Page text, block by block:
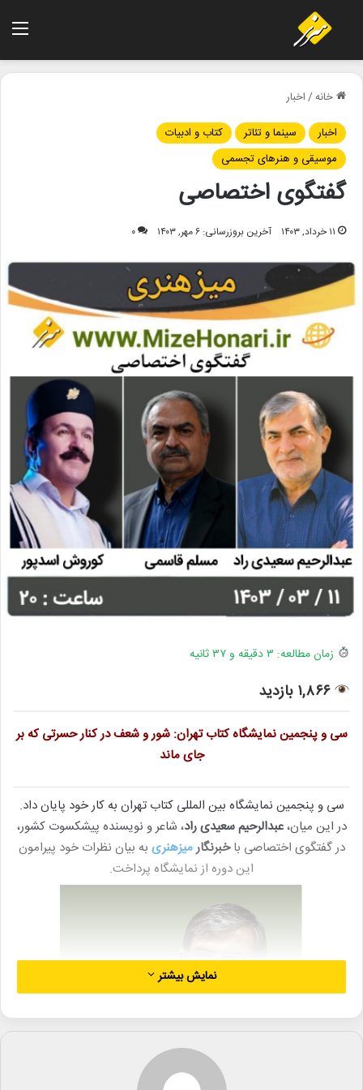
خانه/اخبار
اخبار
سینما و تئاتر
کتاب و ادبیات
موسیقی و هنرهای تجسمی
گفتگوی اختصاصی
۱۱ خرداد, ۱۴۰۳ آخرین بروزرسانی: ۶ مهر, ۱۴۰۳ ۰
زمان مطالعه: ۳ دقیقه و ۳۷ ثانیه
۱,۸۶۶ بازدید
سی و پنجمین نمایشگاه کتاب تهران: شور و شعف در کنار حسرتی که بر
جای ماند
سی و پنجمین نمایشگاه بین المللی کتاب تهران به کار خود پایان داد.
در این میان،عبدالرحیم سعیدی راد، شاعر و نویسنده پیشکسوت کشور،
در گفتگوی اختصاصی باخبرنگارمیزهنری به بیان نظرات خود پیرامون
این دوره از نمایشگاه پرداخت.
نمایش بیشتر